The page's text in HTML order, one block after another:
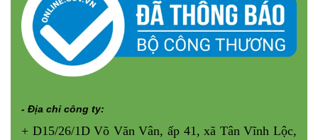
Ngoài ra, chúng tôi hỗ trợ giao hàng toàn
TP.HCM và gửi chành xe đi các tỉnh như
Dương, Đồng Nai... Bạn chỉ cần gửi địa
- Địa chỉ công ty:
+ D15/26/1D Võ Văn Vân, ấp 41, xã Tân Vĩnh Lộc,